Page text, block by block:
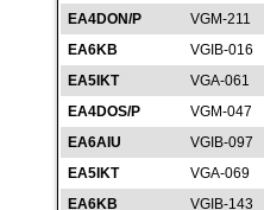
EA4DON/P
VGM-211
EA6KB
VGIB-016
EA5IKT
VGA-061
EA4DOS/P
VGM-047
EA6AIU
VGIB-097
EA5IKT
VGA-069
EA6KB
VGIB-143